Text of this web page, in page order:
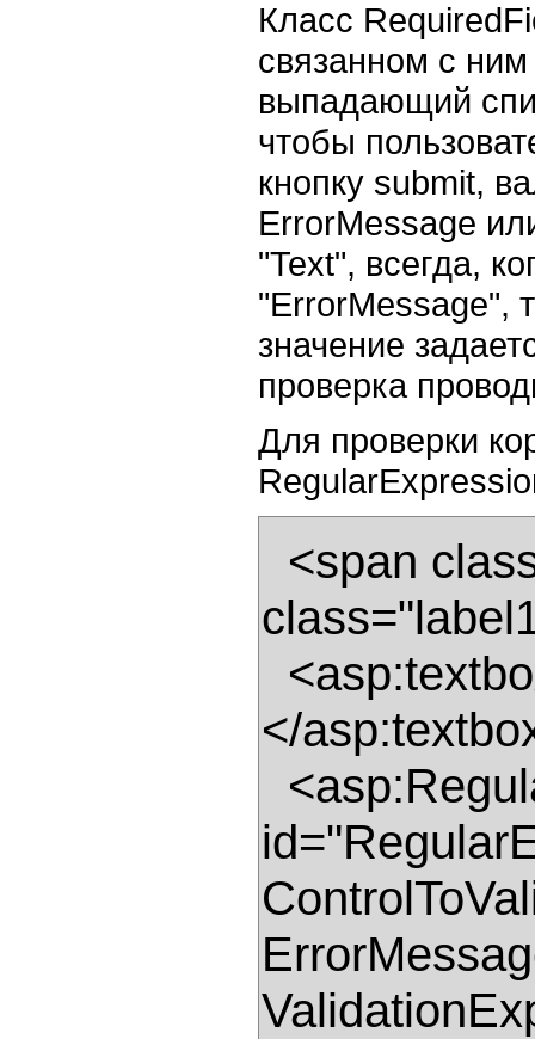
Класс
связанном с
выпадающий
чтобы
кнопку submit,
ErrorMessage
"Text", всегда,
"ErrorMessage",
значение
проверка
Для проверки
</